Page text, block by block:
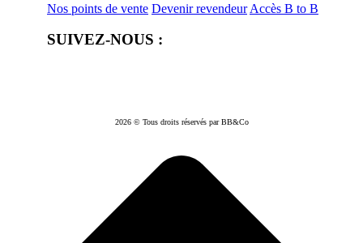
Nos points de vente Devenir revendeur Accès B to B
SUIVEZ-NOUS :
2026 © Tous droits réservés par BB&Co